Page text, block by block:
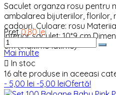
Saculet organza rosu pentru
ambalarea bijuteriilor, florilor,
cadouri. Culoare: rosu
interior saculet: 10*9 cm
cm (inaltime*latime)
Pret 0,80 lei
Mai multe
 In stoc
16 alte produse in aceeasi
- 5,00 lei -5,00 leiOfertă!